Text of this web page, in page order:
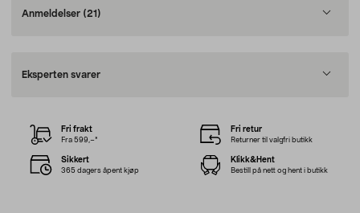
Anmeldelser (21)
Eksperten svarer
Fri frakt
Fra 599,–*
Fri retur
Returner til valgfri butikk
Sikkert
365 dagers åpent kjøp
Klikk&Hent
Bestill på nett og hent i butikk